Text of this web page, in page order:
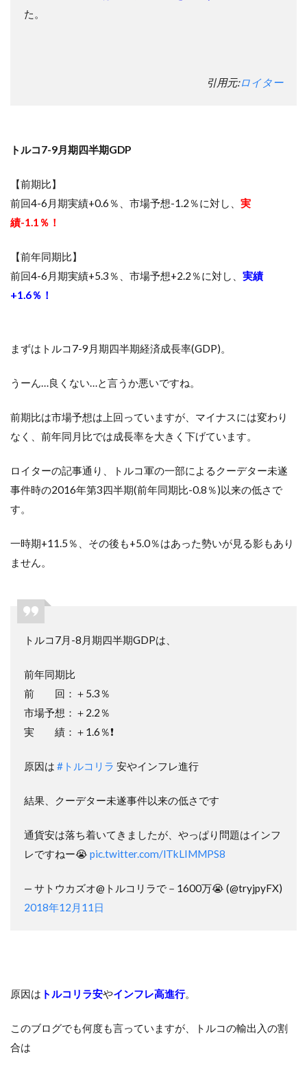
た。
引用元:ロイター
トルコ7-9月期四半期GDP
【前期比】
前回4-6月期実績+0.6％、市場予想-1.2％に対し、 実
績-1.1％！
【前年同期比】
前回4-6月期実績+5.3％、市場予想+2.2％に対し、 実績
+1.6％！
まずはトルコ7-9月期四半期経済成長率(GDP)。
うーん…良くない…と言うか悪いですね。
前期比は市場予想は上回っていますが、マイナスには変わり
なく、前年同月比では成長率を大きく下げています。
ロイターの記事通り、トルコ軍の一部によるクーデター未遂
事件時の2016年第3四半期(前年同期比-0.8％)以来の低さで
す。
一時期+11.5％、その後も+5.0％はあった勢いが見る影もあり
ません。
トルコ7月-8月期四半期GDPは、
前年同期比
前 回：＋5.3％
市場予想：＋2.2％
実 績：＋1.6％❗️
原因は #トルコリラ 安やインフレ進行
結果、クーデター未遂事件以来の低さです
通貨安は落ち着いてきましたが、やっぱり問題はインフ
レですねー😭 pic.twitter.com/lTkLIMMPS8
— サトウカズオ@トルコリラで－1600万😭 (@tryjpyFX)
2018年12月11日
原因は トルコリラ安やインフレ高進行。
このブログでも何度も言っていますが、トルコの輸出入の割
合は